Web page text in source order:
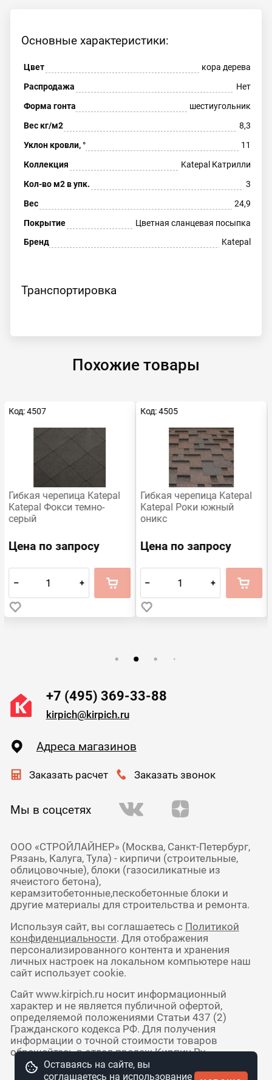
Основные характеристики:
Цвет
кора дерева
Распродажа
Нет
Форма гонта
шестиугольник
Вес кг/м2
8,3
Уклон кровли, °
11
Коллекция
Katepal Катрилли
Кол-во м2 в упк.
3
Вес
24,9
Покрытие
Цветная сланцевая посыпка
Бренд
Katepal
Транспортировка
Похожие товары
Код: 4507
Гибкая черепица Katepal
Katepal Фокси темно-
серый
Цена по запросу
– +
Код: 4505
Гибкая черепица Katepal
Katepal Роки южный
оникс
Цена по запросу
– +
+7 (495) 369-33-88
kirpich@kirpich.ru
Адреса магазинов
Заказать расчет Заказать звонок
Мы в соцсетях
ООО «СТРОЙЛАЙНЕР» (Москва, Санкт-Петербург,
Рязань, Калуга, Тула) - кирпичи (строительные,
облицовочные), блоки (газосиликатные из
ячеистого бетона),
керамзитобетонные,пескобетонные блоки и
другие материалы для строительства и ремонта.
Используя сайт, вы соглашаетесь с Политикой
конфиденциальности. Для отображения
персонализированного контента и хранения
личных настроек на локальном компьютере наш
сайт использует cookie.
Сайт www.kirpich.ru носит информационный
характер и не является публичной офертой,
определяемой положениями Статьи 437 (2)
Гражданского кодекса РФ. Для получения
информации о точной стоимости товаров
обращайтесь в отдел продаж Кирпич Ру.
Оставаясь на сайте, вы
соглашаетесь на использование